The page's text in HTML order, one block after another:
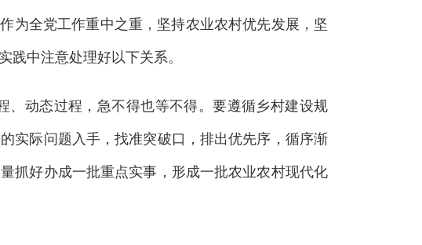
为全党工作重中之重，坚持农业农村优先发展，坚
践中注意处理好以下关系。
动态过程，急不得也等不得。要遵循乡村建设规
实际问题入手，找准突破口，排出优先序，循序渐
抓好办成一批重点实事，形成一批农业农村现代化